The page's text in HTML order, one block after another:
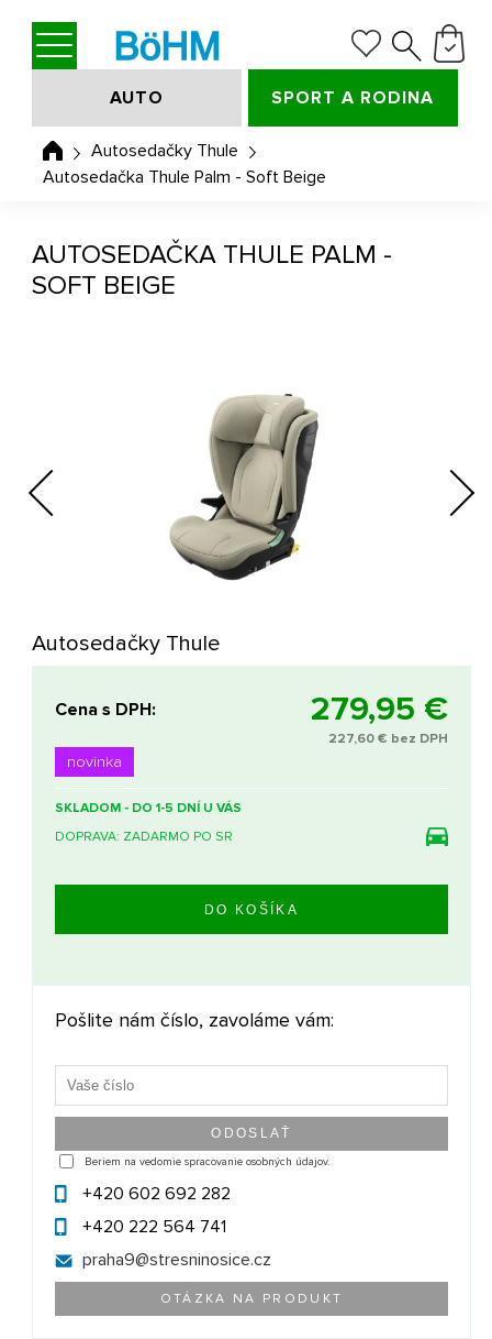
AUTO SPORT A RODINA
Autosedačky Thule
Autosedačka Thule Palm - Soft Beige
Previous Next
AUTOSEDAČKA THULE PALM -
SOFT BEIGE
Autosedačky Thule
Cena s DPH: 279,95 €
227,60 € bez DPH
novinka
SKLADOM - DO 1-5 DNÍ U VÁS
DOPRAVA: ZADARMO PO SR
Pošlite nám číslo, zavoláme vám:
Beriem na vedomie spracovanie osobných údajov.
+420 602 692 282
+420 222 564 741
praha9@stresninosice.cz
OTÁZKA NA PRODUKT